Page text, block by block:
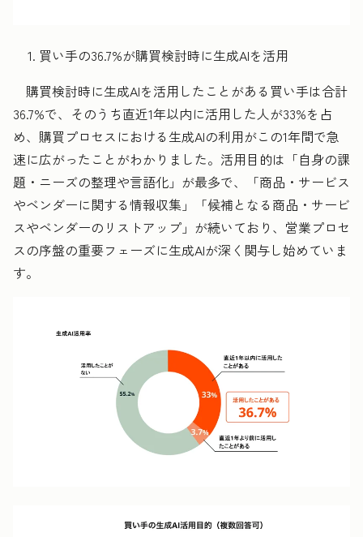
買い手の36.7%が購買検討時に生成AIを活用
購買検討時に生成AIを活用したことがある買い手は合計
36.7%で、そのうち直近1年以内に活用した人が33%を占
め、購買プロセスにおける生成AIの利用がこの1年間で急
速に広がったことがわかりました。活用目的は「自身の課
題・ニーズの整理や言語化」が最多で、「商品・サービス
やベンダーに関する情報収集」「候補となる商品・サービ
スやベンダーのリストアップ」が続いており、営業プロセ
スの序盤の重要フェーズに生成AIが深く関与し始めていま
す。